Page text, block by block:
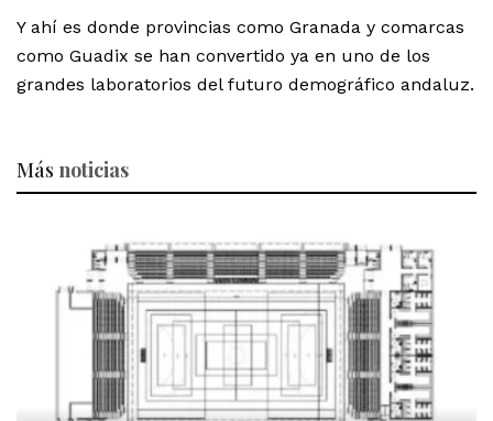
Y ahí es donde provincias como Granada y comarcas
como Guadix se han convertido ya en uno de los
grandes laboratorios del futuro demográfico andaluz.
Más noticias